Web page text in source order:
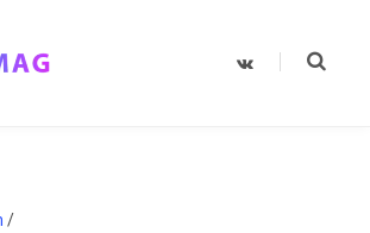
V
/